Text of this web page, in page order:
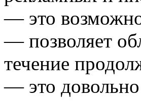
— это
— позволяет
течение
— это